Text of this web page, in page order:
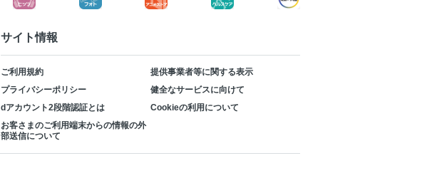
サイト情報
ご利用規約
提供事業者等に関する表示
プライバシーポリシー
健全なサービスに向けて
dアカウント2段階認証とは
Cookieの利用について
お客さまのご利用端末からの情報の外
部送信について